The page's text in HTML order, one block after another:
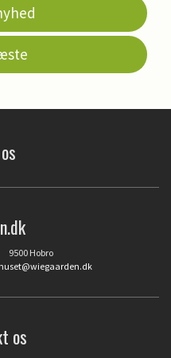
Hobro
os